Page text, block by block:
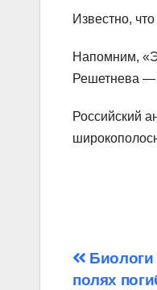
Известно,
Напомним,
Решетнева ―
Российский
Биологи
полях